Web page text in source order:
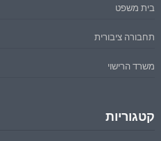
בית משפט
תחבורה ציבורית
משרד הרישוי
קטגוריות